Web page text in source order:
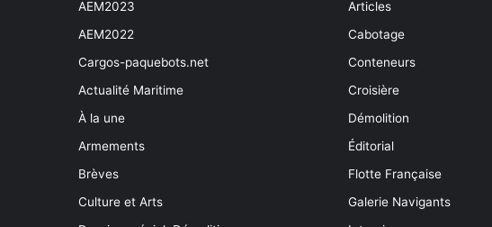
AEM2023
AEM2022
Cargos-paquebots.net
Actualité Maritime
À la une
Armements
Brèves
Culture et Arts
Articles
Cabotage
Conteneurs
Croisière
Démolition
Éditorial
Flotte Française
Galerie Navigants